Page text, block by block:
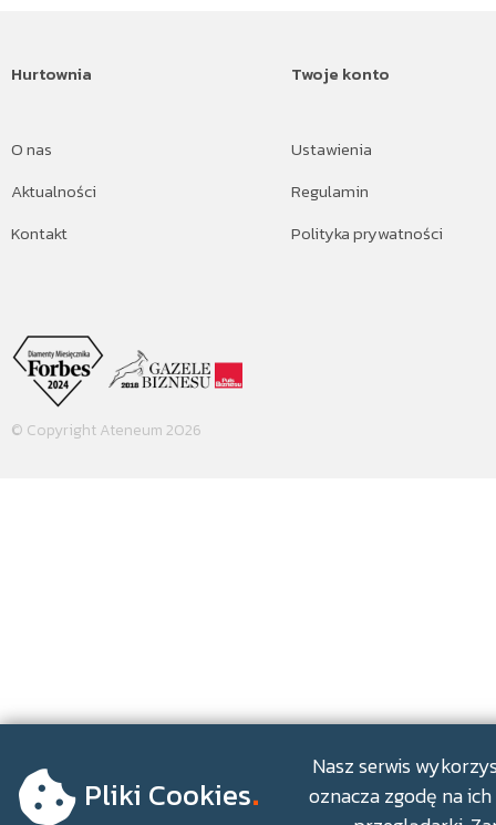
Hurtownia
O nas
Aktualności
Kontakt
Twoje konto
Ustawienia
Regulamin
Polityka prywatności
© Copyright Ateneum 2026
Pliki Cookies.
Nasz serwis
oznacza zgodę na